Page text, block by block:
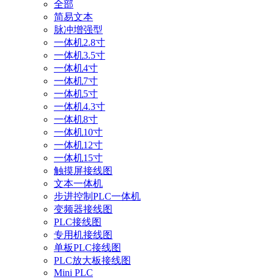
全部
简易文本
脉冲增强型
一体机2.8寸
一体机3.5寸
一体机4寸
一体机7寸
一体机5寸
一体机4.3寸
一体机8寸
一体机10寸
一体机12寸
一体机15寸
触摸屏接线图
文本一体机
步进控制PLC一体机
变频器接线图
PLC接线图
专用机接线图
单板PLC接线图
PLC放大板接线图
Mini PLC